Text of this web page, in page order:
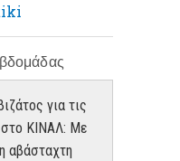
για τις
στο ΚΙΝΑΛ: Με
αβάσταχτη